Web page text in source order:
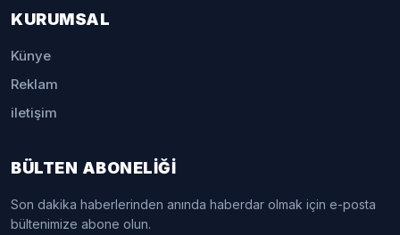
KURUMSAL
Künye
Reklam
iletişim
BÜLTEN ABONELİĞİ
Son dakika haberlerinden anında haberdar olmak için e-posta
bültenimize abone olun.